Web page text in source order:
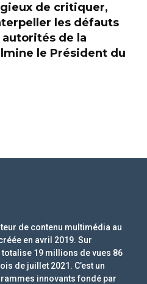
de critiquer,
les défauts
de la
le Président du
de contenu multimédia au
en avril 2019. Sur
totalise 19 millions de vues 86
de juillet 2021. C’est un
innovants fondé par